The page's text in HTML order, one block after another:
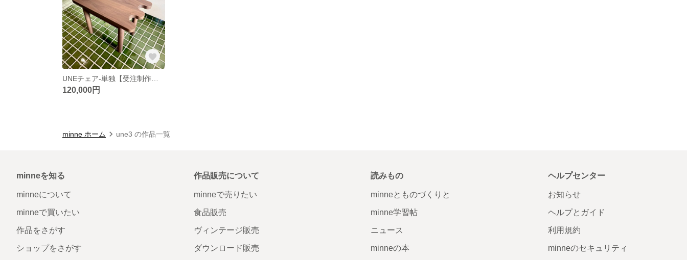
120,000円
minne ホーム une3 の作品一覧
minneを知る
minneについて
minneで買いたい
作品をさがす
ショップをさがす
作品販売について
minneで売りたい
食品販売
ヴィンテージ販売
ダウンロード販売
読みもの
minneとものづくりと
minne学習帖
ニュース
minneの本
ヘルプセンター
お知らせ
ヘルプとガイド
利用規約
minneのセキュリティ